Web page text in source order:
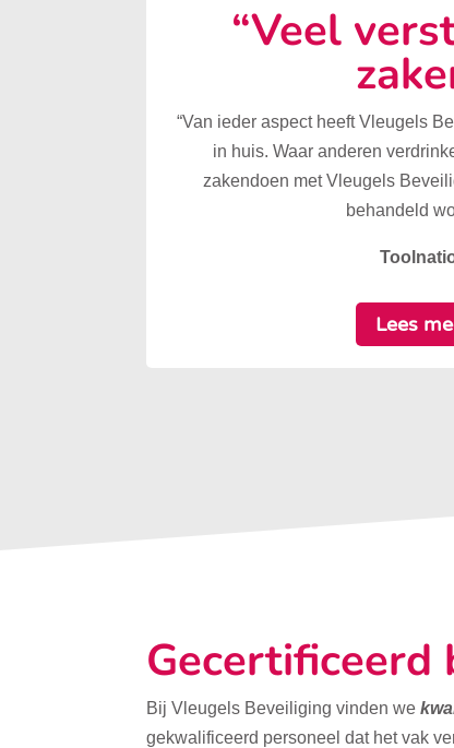
“Veel
“Van ieder aspect heeft Vleugels
in huis. Waar anderen
zakendoen met Vleugels
behandeld
Lees
Bij Vleugels Beveiliging vinden we
gekwalificeerd personeel dat het vak